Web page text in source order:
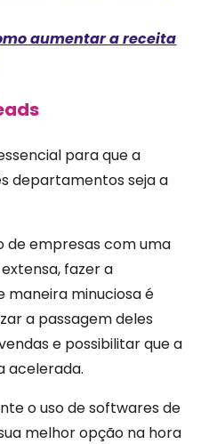
aumentar a receita
para que a
departamentos seja a
de empresas com uma
fazer a
maneira minuciosa é
a passagem deles
e possibilitar que a
acelerada.
o uso de softwares de
melhor opção na hora